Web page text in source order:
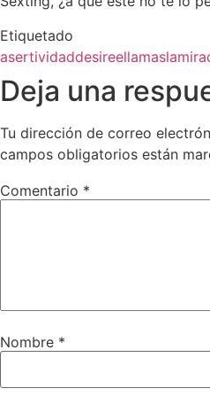
Etiquetado
asertividaddesireellamas
Deja una
Tu dirección de correo
campos obligatorios están
Comentario *
Nombre *